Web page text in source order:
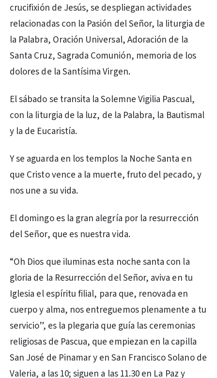
crucifixión de Jesús, se despliegan actividades
relacionadas con la Pasión del Señor, la liturgia de
la Palabra, Oración Universal, Adoración de la
Santa Cruz, Sagrada Comunión, memoria de los
dolores de la Santísima Virgen.
El sábado se transita la Solemne Vigilia Pascual,
con la liturgia de la luz, de la Palabra, la Bautismal
y la de Eucaristía.
Y se aguarda en los templos la Noche Santa en
que Cristo vence a la muerte, fruto del pecado, y
nos une a su vida.
El domingo es la gran alegría por la resurrección
del Señor, que es nuestra vida.
“Oh Dios que iluminas esta noche santa con la
gloria de la Resurrección del Señor, aviva en tu
Iglesia el espíritu filial, para que, renovada en
cuerpo y alma, nos entreguemos plenamente a tu
servicio”, es la plegaria que guía las ceremonias
religiosas de Pascua, que empiezan en la capilla
San José de Pinamar y en San Francisco Solano de
Valeria, a las 10; siguen a las 11.30 en La Paz y